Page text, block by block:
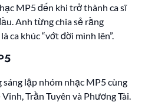
MP5 đến khi trở thành ca sĩ
Anh từng chia sẻ rằng
ca khúc “vớt đời mình lên”.
lập nhóm nhạc MP5 cùng
Trần Tuyên và Phương Tài.